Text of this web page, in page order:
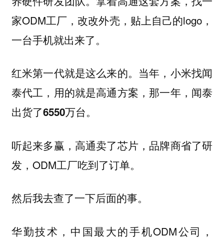
家ODM工厂，改改外壳，贴上自己的logo，
一台手机就出来了。
红米第一代就是这么来的。当年，小米找闻
泰代工，用的就是高通方案，那一年，闻泰
出货了6550万台。
听起来多赢，高通卖了芯片，品牌商省了研
发，ODM工厂吃到了订单。
然后我去查了一下后面的事。
华勤技术，中国最大的手机ODM公司，